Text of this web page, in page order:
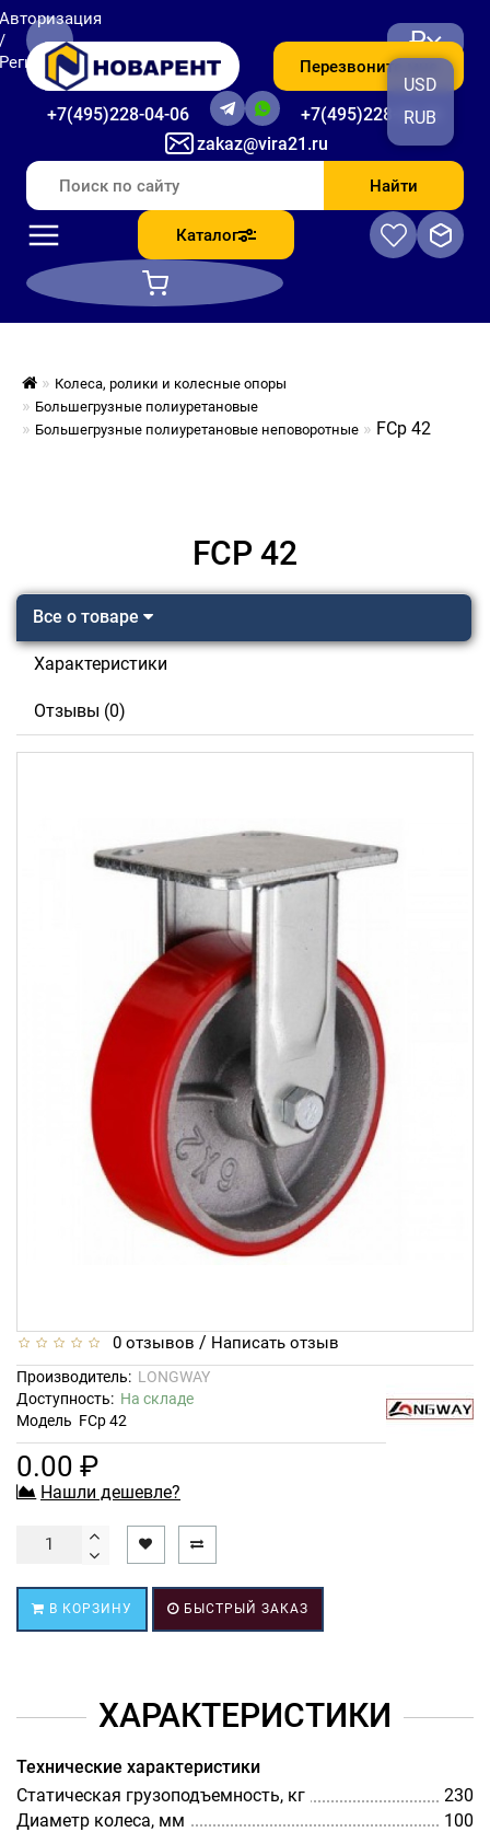
zakaz@vira21.ru
+7(495)228-04-06 +7(495)228-06-56
Перезвоните мне
₽
USD
RUB
Найти
Каталог
Колеса, ролики и колесные опоры
Большегрузные полиуретановые
Большегрузные полиуретановые неповоротные
FCp 42
FCP 42
Все о товаре
Характеристики
Отзывы (0)
0 отзывов / Написать отзыв
Производитель: LONGWAY
Доступность: На складе
Модель FCp 42
0.00 ₽
Нашли дешевле?
В КОРЗИНУ БЫСТРЫЙ ЗАКАЗ
ХАРАКТЕРИСТИКИ
Технические характеристики
Статическая грузоподъемность, кг
230
Диаметр колеса, мм
100